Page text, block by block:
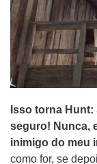
Isso torna
seguro! Nunca,
inimigo do meu
como for, se